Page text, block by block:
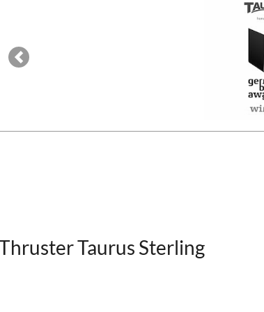
Previous
Taurus Sterling